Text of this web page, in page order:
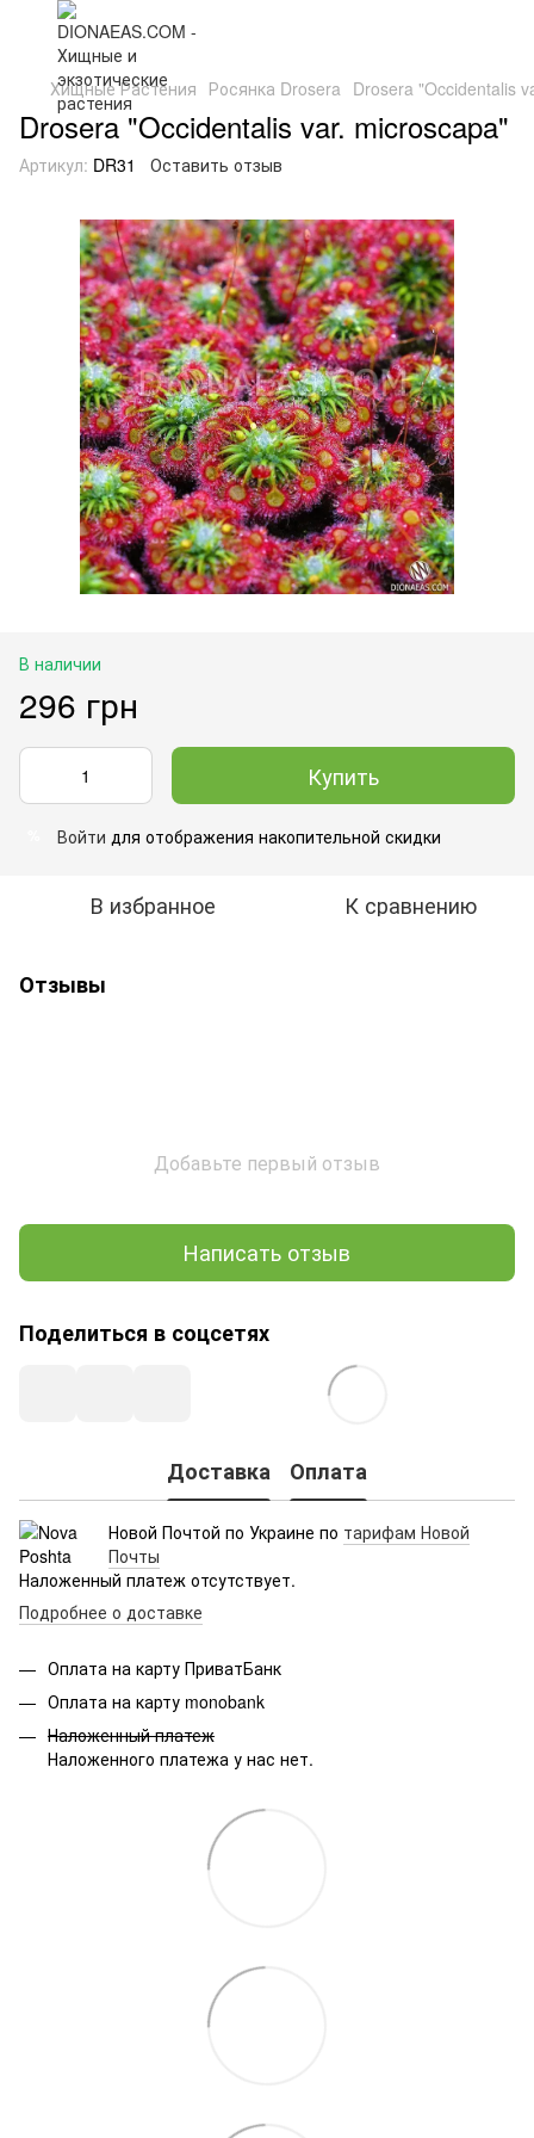
Хищные Растения Росянка Drosera Drosera "Occidentalis
Drosera "Occidentalis var. microscapa"
Артикул: DR31 Оставить отзыв
В наличии
296 грн
Купить
Войти для отображения накопительной скидки
В избранное К сравнению
Отзывы
Добавьте первый отзыв
Написать отзыв
Поделиться в соцсетях
Доставка Оплата
Новой Почтой по Украине по тарифам Новой
Почты
Наложенный платеж отсутствует.
Подробнее о доставке
Оплата на карту ПриватБанк
Оплата на карту monobank
Наложенный платеж
Наложенного платежа у нас нет.